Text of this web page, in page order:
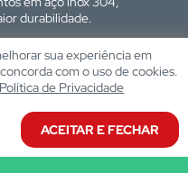
durabilidade.
sua experiência em
com o uso de cookies.
Política de Privacidade
ACEITAR E FECHAR